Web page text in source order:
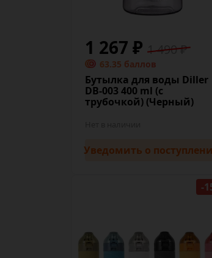
1 267 ₽ 1 490 ₽
63.35 баллов
Бутылка для воды Diller
DB-003 400 ml (с
трубочкой) (Черный)
Уведомить о
-